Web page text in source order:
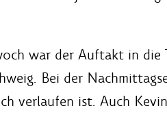
war der Auftakt in die
Bei der
verlaufen ist. Auch